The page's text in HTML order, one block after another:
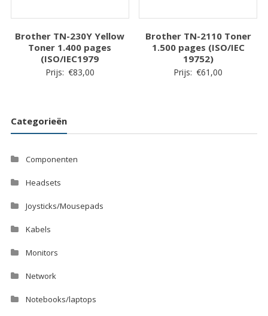
Brother TN-230Y Yellow
Toner 1.400 pages
(ISO/IEC1979
Prijs: €83,00
Brother TN-2110 Toner
1.500 pages (ISO/IEC
19752)
Prijs: €61,00
Categorieën
Componenten
Headsets
Joysticks/Mousepads
Kabels
Monitors
Network
Notebooks/laptops